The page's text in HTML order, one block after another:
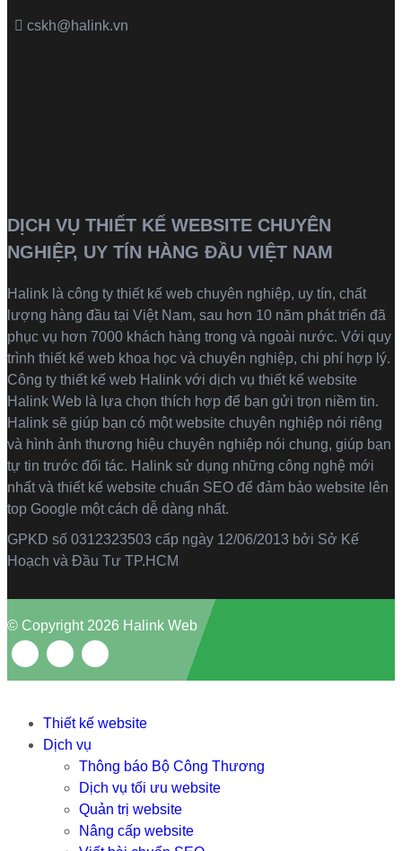
cskh@halink.vn
DỊCH VỤ THIẾT KẾ WEBSITE CHUYÊN
NGHIỆP, UY TÍN HÀNG ĐẦU VIỆT NAM
Halink là công ty thiết kế web chuyên nghiệp, uy tín, chất
lượng hàng đầu tại Việt Nam, sau hơn 10 năm phát triển đã
phục vụ hơn 7000 khách hàng trong và ngoài nước. Với quy
trình thiết kế web khoa học và chuyên nghiệp, chi phí hợp lý.
Công ty thiết kế web Halink với dịch vụ thiết kế website
Halink Web là lựa chọn thích hợp để bạn gửi trọn niềm tin.
Halink sẽ giúp bạn có một website chuyên nghiệp nói riêng
và hình ảnh thương hiệu chuyên nghiệp nói chung, giúp bạn
tự tin trước đối tác. Halink sử dụng những công nghệ mới
nhất và thiết kế website chuẩn SEO để đảm bảo website lên
top Google một cách dễ dàng nhất.
GPKD số 0312323503 cấp ngày 12/06/2013 bởi Sở Kế
Hoạch và Đầu Tư TP.HCM
© Copyright 2026 Halink Web
Thiết kế website
Dịch vụ
Thông báo Bộ Công Thương
Dịch vụ tối ưu website
Quản trị website
Nâng cấp website